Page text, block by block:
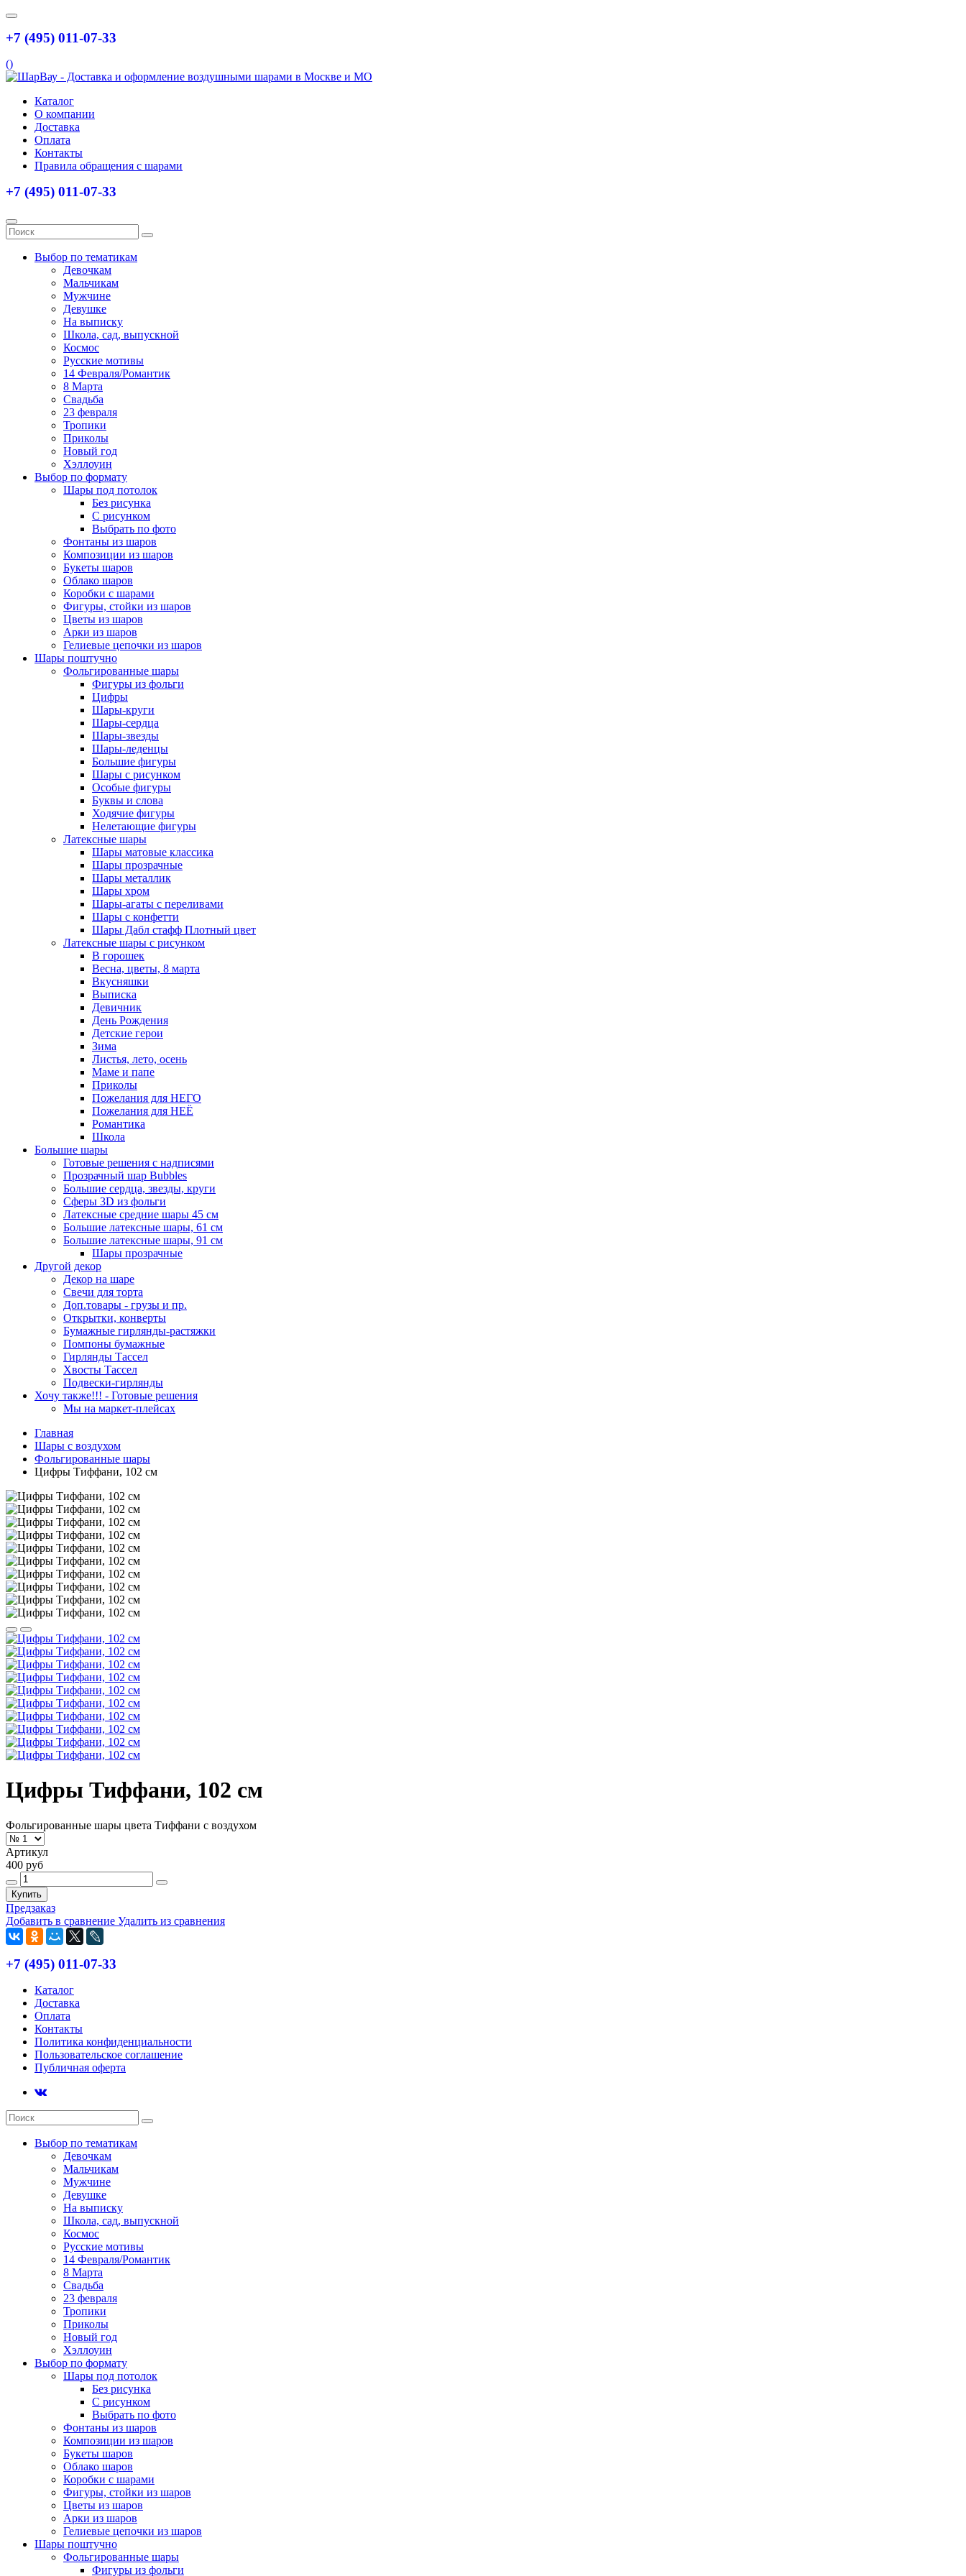
+7 (495) 011-07-33
()
Каталог
О компании
Доставка
Оплата
Контакты
Правила обращения с шарами
+7 (495) 011-07-33
Выбор по тематикам
Девочкам
Мальчикам
Мужчине
Девушке
На выписку
Школа, сад, выпускной
Космос
Русские мотивы
14 Февраля/Романтик
8 Марта
Свадьба
23 февраля
Тропики
Приколы
Новый год
Хэллоуин
Выбор по формату
Шары под потолок
Без рисунка
С рисунком
Выбрать по фото
Фонтаны из шаров
Композиции из шаров
Букеты шаров
Облако шаров
Коробки с шарами
Фигуры, стойки из шаров
Цветы из шаров
Арки из шаров
Гелиевые цепочки из шаров
Шары поштучно
Фольгированные шары
Фигуры из фольги
Цифры
Шары-круги
Шары-сердца
Шары-звезды
Шары-леденцы
Большие фигуры
Шары с рисунком
Особые фигуры
Буквы и слова
Ходячие фигуры
Нелетающие фигуры
Латексные шары
Шары матовые классика
Шары прозрачные
Шары металлик
Шары хром
Шары-агаты с переливами
Шары с конфетти
Шары Дабл стафф Плотный цвет
Латексные шары с рисунком
В горошек
Весна, цветы, 8 марта
Вкусняшки
Выписка
Девичник
День Рождения
Детские герои
Зима
Листья, лето, осень
Маме и папе
Приколы
Пожелания для НЕГО
Пожелания для НЕЁ
Романтика
Школа
Большие шары
Готовые решения с надписями
Прозрачный шар Bubbles
Большие сердца, звезды, круги
Сферы 3D из фольги
Латексные средние шары 45 см
Большие латексные шары, 61 см
Большие латексные шары, 91 см
Шары прозрачные
Другой декор
Декор на шаре
Свечи для торта
Доп.товары - грузы и пр.
Открытки, конверты
Бумажные гирлянды-растяжки
Помпоны бумажные
Гирлянды Тассел
Хвосты Тассел
Подвески-гирлянды
Хочу также!!! - Готовые решения
Мы на маркет-плейсах
Главная
Шары c воздухом
Фольгированные шары
Цифры Тиффани, 102 см
Цифры Тиффани, 102 см
Фольгированные шары цвета Тиффани с воздухом
Артикул
400 руб
Купить
Предзаказ
Добавить в сравнение Удалить из сравнения
+7 (495) 011-07-33
Каталог
Доставка
Оплата
Контакты
Политика конфиденциальности
Пользовательское соглашение
Публичная оферта
Выбор по тематикам
Девочкам
Мальчикам
Мужчине
Девушке
На выписку
Школа, сад, выпускной
Космос
Русские мотивы
14 Февраля/Романтик
8 Марта
Свадьба
23 февраля
Тропики
Приколы
Новый год
Хэллоуин
Выбор по формату
Шары под потолок
Без рисунка
С рисунком
Выбрать по фото
Фонтаны из шаров
Композиции из шаров
Букеты шаров
Облако шаров
Коробки с шарами
Фигуры, стойки из шаров
Цветы из шаров
Арки из шаров
Гелиевые цепочки из шаров
Шары поштучно
Фольгированные шары
Фигуры из фольги